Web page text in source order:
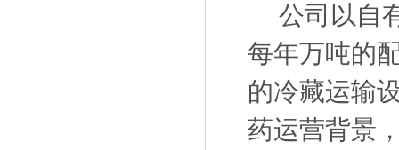
公司以自
每年万吨的
的冷藏运输
药运营背景